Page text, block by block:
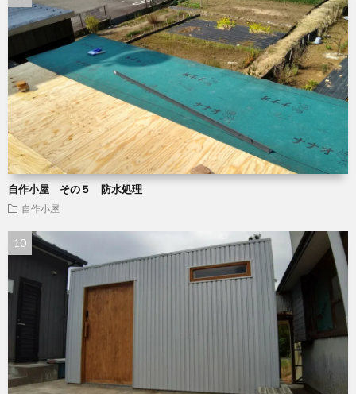
自作小屋 その５ 防水処理
自作小屋